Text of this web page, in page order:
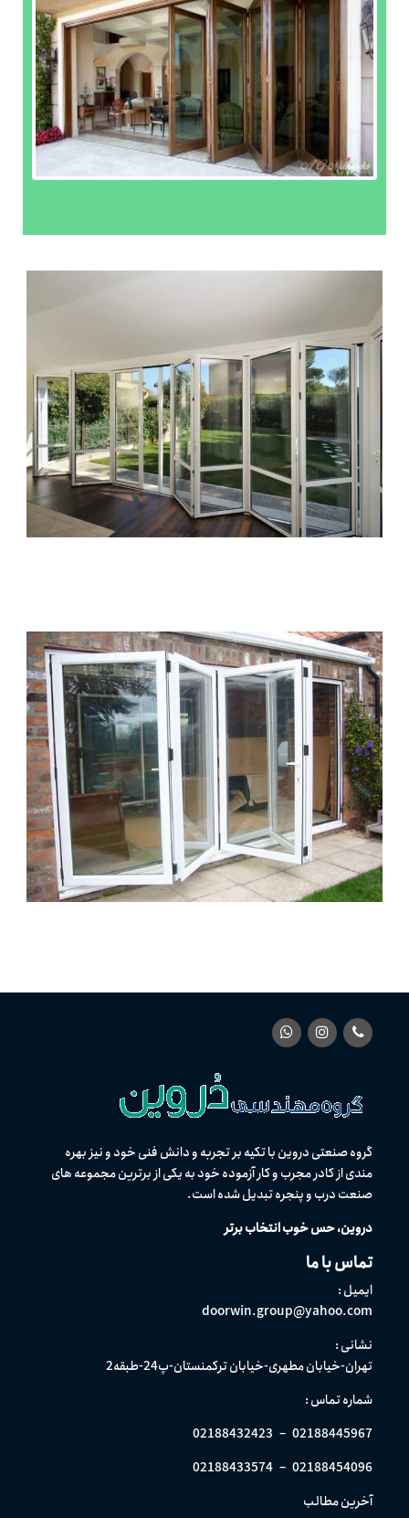
گروه صنعتی دروین با تکیه بر تجربه و دانش فنی خود و نیز بهره
مندی از كادر مجرب و کار آزموده خود به یکی از برترین مجموعه های
صنعت درب و پنجره تبدیل شده است.
دروین، حس خوب انتخاب برتر
تماس با ما
ایمیل :
doorwin.group@yahoo.com
نشانی :
تهران-خیابان مطهری-خیابان ترکمنستان-پ24-طبقه2
شماره تماس :
02188445967
–
02188432423
02188454096
–
02188433574
آخرین مطالب